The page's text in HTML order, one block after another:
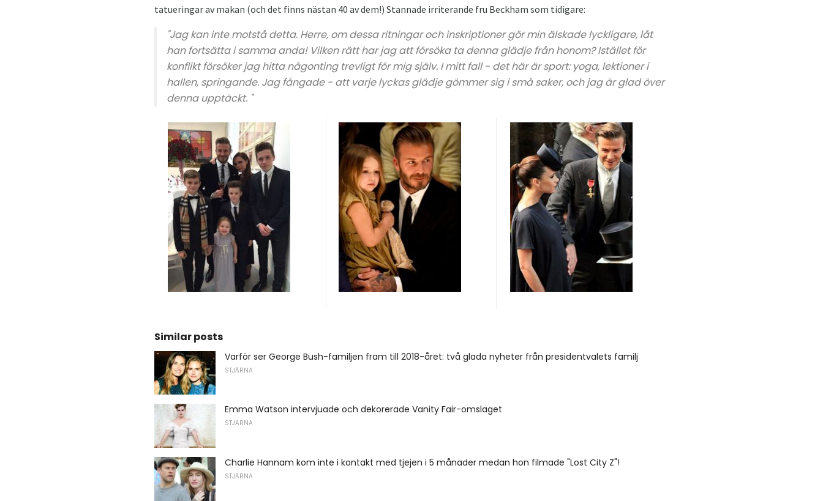
tatueringar av makan (och det finns nästan 40 av dem!) Stannade irriterande fru Beckham som tidigare:
"Jag kan inte motstå detta. Herre, om dessa ritningar och inskriptioner gör min älskade lyckligare, låt
han fortsätta i samma anda! Vilken rätt har jag att försöka ta denna glädje från honom? Istället för
konflikt försöker jag hitta någonting trevligt för mig själv. I mitt fall - det här är sport: yoga, lektioner i
hallen, springande. Jag fångade - att varje lyckas glädje gömmer sig i små saker, och jag är glad över
denna upptäckt. "
Similar posts
Varför ser George Bush-familjen fram till 2018-året: två glada nyheter från presidentvalets familj
STJÄRNA
Emma Watson intervjuade och dekorerade Vanity Fair-omslaget
STJÄRNA
Charlie Hannam kom inte i kontakt med tjejen i 5 månader medan hon filmade "Lost City Z"!
STJÄRNA